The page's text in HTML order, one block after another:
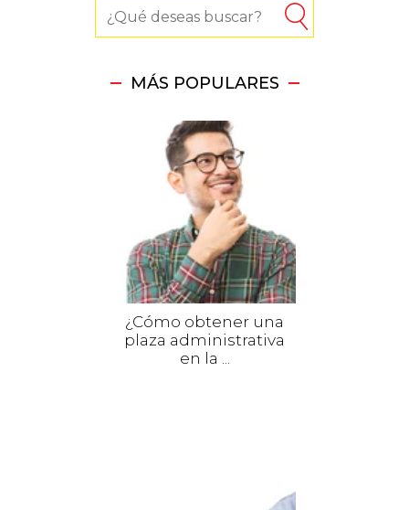
MÁS POPULARES
¿Cómo obtener una
plaza administrativa
en la ...